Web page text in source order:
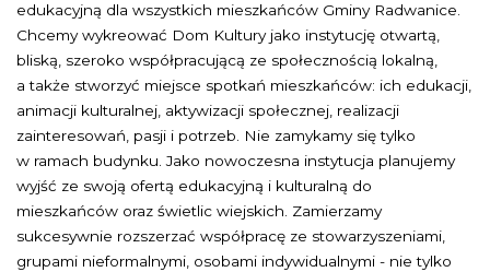
edukacyjną dla wszystkich mieszkańców Gminy Radwanice.
Chcemy wykreować Dom Kultury jako instytucję otwartą,
bliską, szeroko współpracującą ze społecznością lokalną,
a także stworzyć miejsce spotkań mieszkańców: ich edukacji,
animacji kulturalnej, aktywizacji społecznej, realizacji
zainteresowań, pasji i potrzeb. Nie zamykamy się tylko
w ramach budynku. Jako nowoczesna instytucja planujemy
wyjść ze swoją ofertą edukacyjną i kulturalną do
mieszkańców oraz świetlic wiejskich. Zamierzamy
sukcesywnie rozszerzać współpracę ze stowarzyszeniami,
grupami nieformalnymi, osobami indywidualnymi - nie tylko